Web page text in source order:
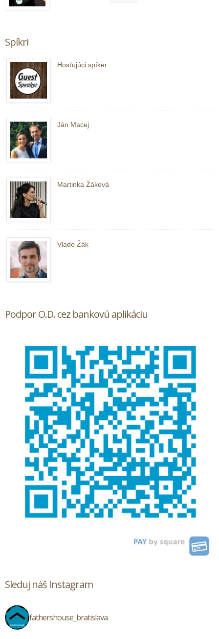
Spíkri
Hosťujúci spíker
Ján Macej
Martinka Žáková
Vlado Žák
Podpor O.D. cez bankovú aplikáciu
Sleduj náš Instagram
fathershouse_bratislava